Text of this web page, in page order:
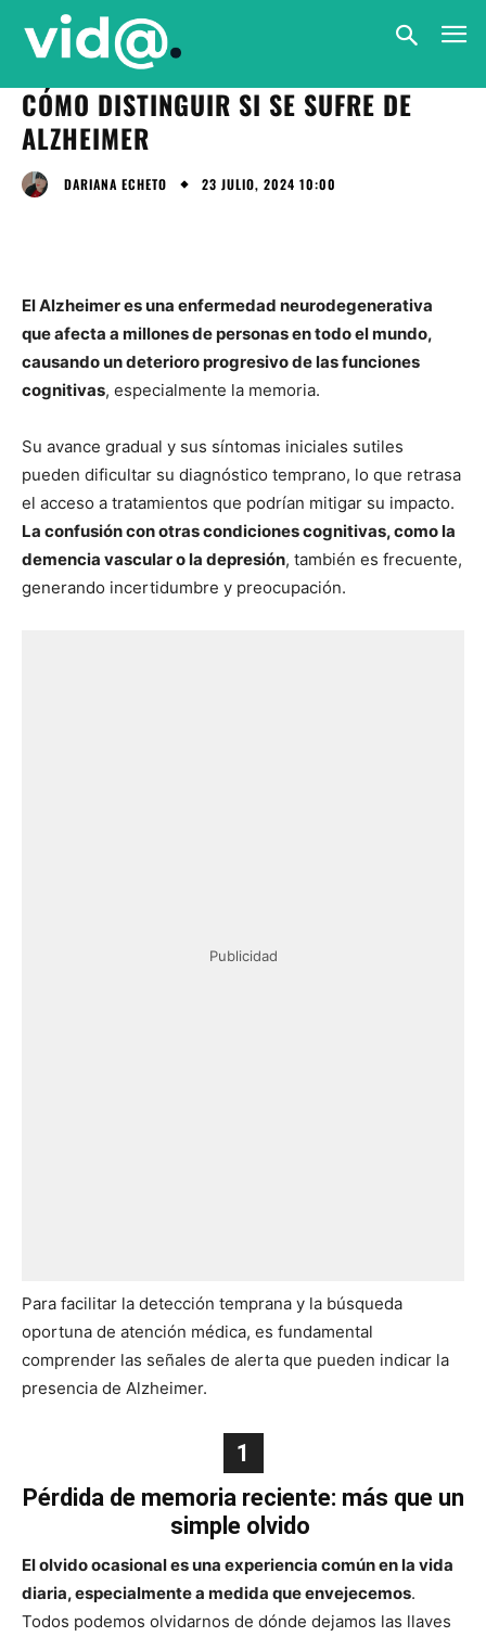
CÓMO DISTINGUIR SI SE SUFRE DE
ALZHEIMER
DARIANA ECHETO 23 JULIO, 2024 10:00
El Alzheimer es una enfermedad neurodegenerativa
que afecta a millones de personas en todo el mundo,
causando un deterioro progresivo de las funciones
cognitivas, especialmente la memoria.
Su avance gradual y sus síntomas iniciales sutiles
pueden dificultar su diagnóstico temprano, lo que retrasa
el acceso a tratamientos que podrían mitigar su impacto.
La confusión con otras condiciones cognitivas, como la
demencia vascular o la depresión, también es frecuente,
generando incertidumbre y preocupación.
Publicidad
Para facilitar la detección temprana y la búsqueda
oportuna de atención médica, es fundamental
comprender las señales de alerta que pueden indicar la
presencia de Alzheimer.
1
Pérdida de memoria reciente: más que un
simple olvido
El olvido ocasional es una experiencia común en la vida
diaria, especialmente a medida que envejecemos.
Todos podemos olvidarnos de dónde dejamos las llaves